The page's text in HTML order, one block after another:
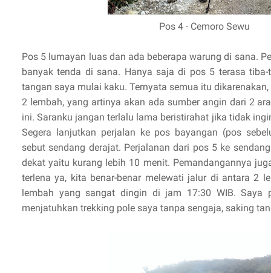
Pos 4 - Cemoro Sewu
Pos 5 lumayan luas dan ada beberapa warung di sana.
banyak tenda di sana. Hanya saja di pos 5 terasa
tangan saya mulai kaku. Ternyata semua itu
2 lembah, yang artinya akan ada sumber angin dari 2
ini. Saranku jangan terlalu lama beristirahat jika tidak
Segera lanjutkan perjalan ke pos bayangan (pos
sebut sendang derajat. Perjalanan dari pos 5 ke
dekat yaitu kurang lebih 10 menit. Pemandangannya
terlena ya, kita benar-benar melewati jalur di antara 2
lembah yang sangat dingin di jam 17:30 WIB. Saya
menjatuhkan trekking pole saya tanpa sengaja, saking